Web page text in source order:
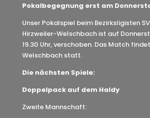
Pokalbegegnung erst am
Unser Pokalspiel beim Bezirksligisten
Hirzweiler-Welschbach ist auf
19.30 Uhr, verschoben. Das Match
Welschbach statt.
Die nächsten Spiele:
Doppelpack auf dem Haldy
Zweite Mannschaft: